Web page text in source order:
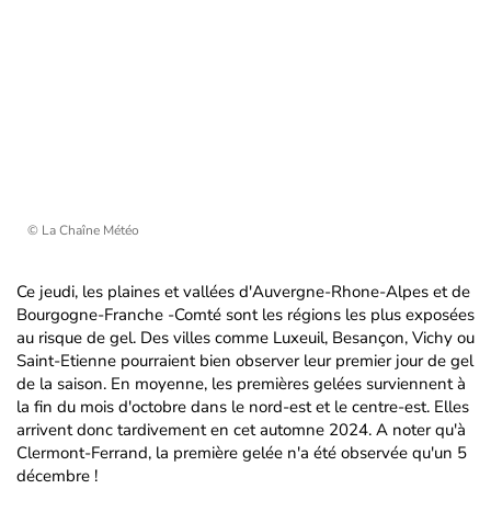
© La Chaîne Météo
Ce jeudi, les plaines et vallées d'Auvergne-Rhone-Alpes et de
Bourgogne-Franche -Comté sont les régions les plus exposées
au risque de gel. Des villes comme Luxeuil, Besançon, Vichy ou
Saint-Etienne pourraient bien observer leur premier jour de gel
de la saison. En moyenne, les premières gelées surviennent à
la fin du mois d'octobre dans le nord-est et le centre-est. Elles
arrivent donc tardivement en cet automne 2024. A noter qu'à
Clermont-Ferrand, la première gelée n'a été observée qu'un 5
décembre !